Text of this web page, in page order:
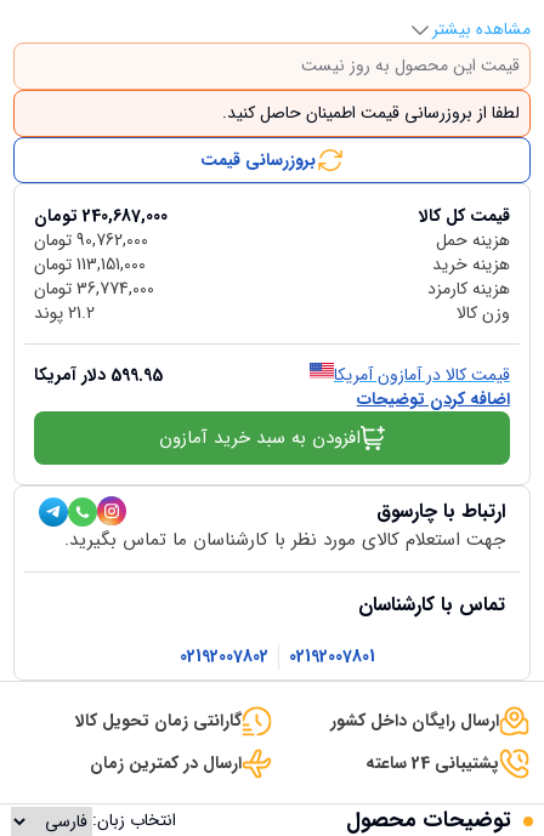
مشاهده بیشتر
قیمت این محصول به روز نیست
لطفا از بروزرسانی قیمت اطمینان حاصل کنید.
بروزرسانی قیمت
قیمت کل کالا 240,687,000 تومان
هزینه حمل
90,762,000تومان
هزینه خرید
113,151,000تومان
هزینه کارمزد
36,774,000تومان
وزن کالا
21.2پوند
قیمت کالا در آمازون آمریکا 599.95 دلار آمریکا
اضافه کردن توضیحات
افزودن به سبد خرید آمازون
ارتباط با چارسوق
جهت استعلام کالای مورد نظر با کارشناسان ما تماس بگیرید.
تماس با کارشناسان
02192007801
02192007802
ارسال رایگان داخل کشور
گارانتی زمان تحویل کالا
پشتیبانی 24 ساعته
ارسال در کمترین زمان
توضیحات محصول
انتخاب زبان: